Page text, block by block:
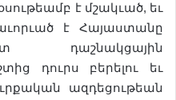
է մշակւած, եւ
է Հայաստանը
դաշնակցային
դուրս բերելու եւ
ազդեցութեան